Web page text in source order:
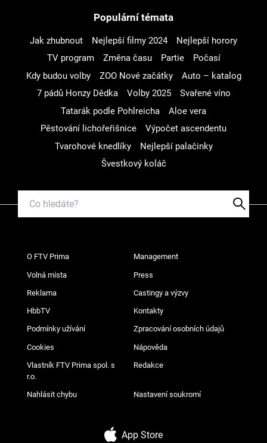
Populární témata
Jak zhubnout Nejlepší filmy 2024
Nejlepší horory
TV program
Změna času Partie
Počasí
Kdy budou volby
ZOO Nové začátky
Auto – katalog
7 pádů Honzy Dědka
Volby 2025
Svařené víno
Tatarák podle Pohlreicha
Aloe vera
Pěstování lichořeřišnice
Výpočet ascendentu
Tvarohové knedlíky
Nejlepší palačinky
Švestkový koláč
O FTV Prima Management
Volná místa Press
Reklama Castingy a výzvy
HbbTV Kontakty
Podmínky užívání Zpracování osobních údajů
Cookies Nápověda
Vlastník FTV Prima spol. s
r.o.
Redakce
Nahlásit chybu Nastavení soukromí
App Store